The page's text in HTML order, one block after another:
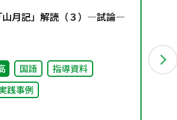
山月記」解読（３）―試論―
国語
指導資料
践事例